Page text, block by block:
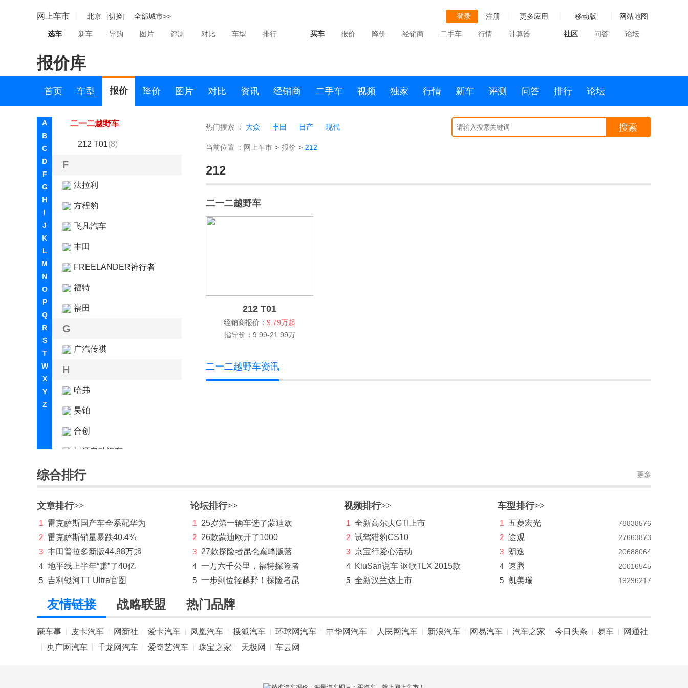
网上车市 北京 [切换] 全部城市>> 登录 注册 更多应用 移动版 网站地图
选车 新车 导购 图片 评测 对比 车型 排行 买车 报价 降价 经销商 二手车 行情 计算器 社区 问答 论坛
报价库
首页 车型 报价 降价 图片 对比 资讯 经销商 二手车 视频 独家 行情 新车 评测 问答 排行 论坛
A
B
C
D
F
G
H
I
J
K
L
M
N
O
P
Q
R
S
T
W
X
Y
Z
东风奕派
DS
二一二越野车
212 T01(8)
F
法拉利
方程豹
飞凡汽车
丰田
FREELANDER神行者
福特
福田
G
广汽传祺
H
哈弗
昊铂
合创
恒源电动汽车
红旗
华为享界
华为智界
iCar
J
热门搜索 ： 大众 丰田 日产 现代 搜索
当前位置 ： 网上车市 > 报价 > 212
212
二一二越野车
212 T01
经销商报价： 9.79万起
指导价：9.99-21.99万
二一二越野车资讯
综合排行 更多
文章排行>>
1
雷克萨斯国产车全系配华为
2 雷克萨斯销量暴跌40.4%
3 丰田普拉多新版44.98万起
4 地平线上半年“赚”了40亿
5 吉利银河TT Ultra官图
论坛排行>>
1
25岁第一辆车选了蒙迪欧
2 26款蒙迪欧开了1000
3 27款探险者昆仑巅峰版落
4 一万六千公里，福特探险者
5 一步到位轻越野！探险者昆
视频排行>>
1
全新高尔夫GTI上市
2 试驾猎豹CS10
3 京宝行爱心活动
4
KiuSan说车 讴歌TLX 2015款
5 全新汉兰达上市
车型排行>>
1 五菱宏光 78838576
2 途观 27663873
3 朗逸 20688064
4 速腾 20016545
5 凯美瑞 19296217
友情链接 战略联盟 热门品牌
豪车事 皮卡汽车 网新社 爱卡汽车 凤凰汽车 搜狐汽车 环球网汽车 中华网汽车 人民网汽车 新浪汽车 网易汽车 汽车之家 今日头条 易车 网通社
央广网汽车 千龙网汽车 爱奇艺汽车 珠宝之家 天极网 车云网